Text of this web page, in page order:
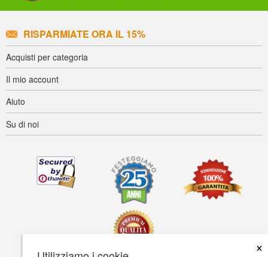
×
RISPARMIATE ORA IL 15%
Acquisti per categoria
Il mio account
Aiuto
Su di noi